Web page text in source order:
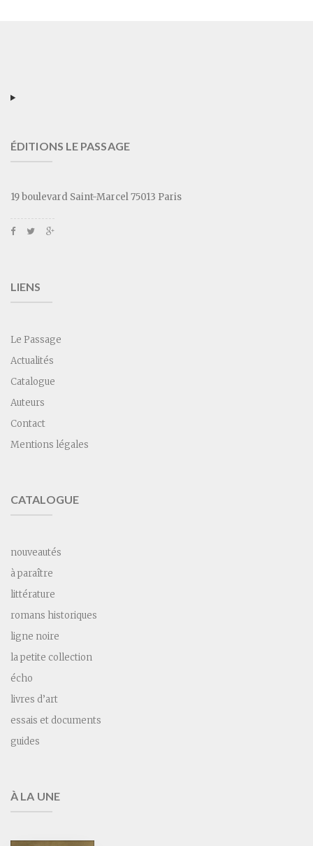
ÉDITIONS LE PASSAGE
19 boulevard Saint-Marcel 75013 Paris
LIENS
Le Passage
Actualités
Catalogue
Auteurs
Contact
Mentions légales
CATALOGUE
nouveautés
à paraître
littérature
romans historiques
ligne noire
la petite collection
écho
livres d’art
essais et documents
guides
À LA UNE